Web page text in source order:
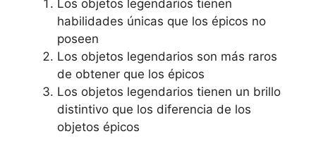
Los objetos legendarios tienen
habilidades únicas que los épicos no
poseen
Los objetos legendarios son más raros
de obtener que los épicos
Los objetos legendarios tienen un brillo
distintivo que los diferencia de los
objetos épicos